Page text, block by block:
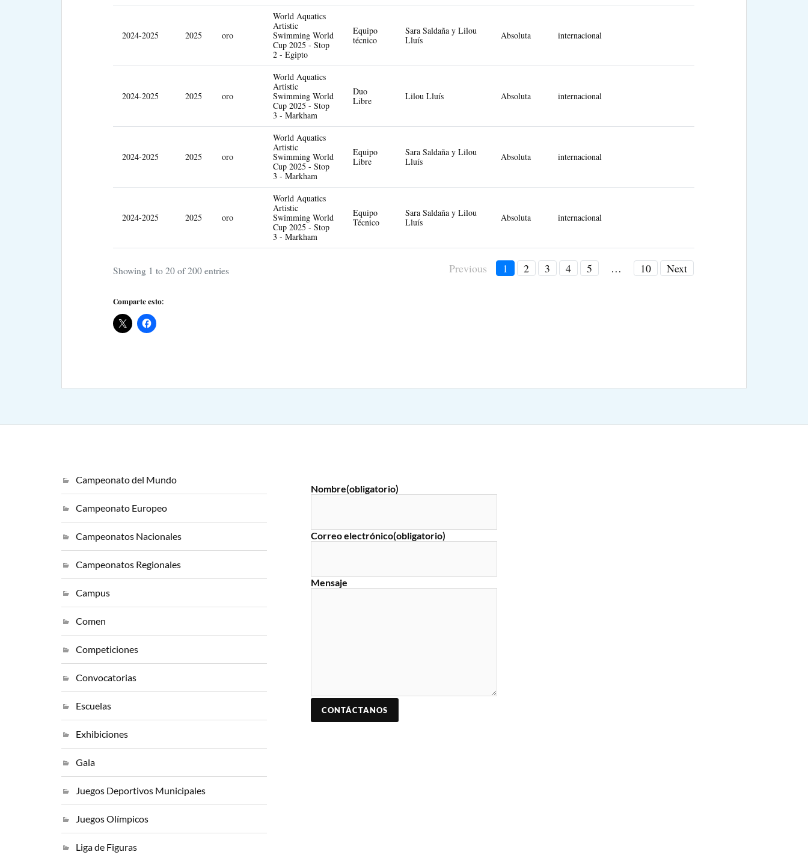
2024-2025 2025 oro
World Aquatics
Artistic
Swimming World
Cup 2025 - Stop
2 - Egipto
Equipo
técnico
Sara Saldaña y Lilou
Lluís
Absoluta internacional
2024-2025 2025 oro
World Aquatics
Artistic
Swimming World
Cup 2025 - Stop
3 - Markham
Duo
Libre
Lilou Lluís Absoluta internacional
2024-2025 2025 oro
World Aquatics
Artistic
Swimming World
Cup 2025 - Stop
3 - Markham
Equipo
Libre
Sara Saldaña y Lilou
Lluís
Absoluta internacional
2024-2025 2025 oro
World Aquatics
Artistic
Swimming World
Cup 2025 - Stop
3 - Markham
Equipo
Técnico
Sara Saldaña y Lilou
Lluís
Absoluta internacional
Showing 1 to 20 of 200 entries Previous 1 2 3 4 5 … 10 Next
Comparte esto:
Campeonato del Mundo
Campeonato Europeo
Campeonatos Nacionales
Campeonatos Regionales
Campus
Comen
Competiciones
Convocatorias
Escuelas
Exhibiciones
Gala
Juegos Deportivos Municipales
Juegos Olímpicos
Liga de Figuras
Nombre(obligatorio)
Correo electrónico(obligatorio)
Mensaje
CONTÁCTANOS